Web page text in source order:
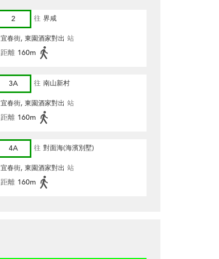
2 往 界咸
宜春街, 東園酒家對出 站
距離 160m
3A 往 南山新村
宜春街, 東園酒家對出 站
距離 160m
4A 往 對面海(海濱別墅)
宜春街, 東園酒家對出 站
距離 160m